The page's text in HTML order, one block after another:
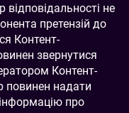
не
претензій до
Контент-
звернутися
Контент-
повинен надати
про